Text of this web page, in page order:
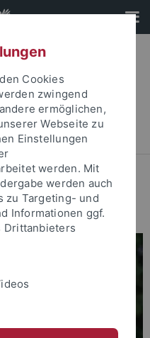
networks
Levina
(Martius)
Cookies
zwingend
ermöglichen,
Webseite zu
Einstellungen
werden. Mit
werden auch
zu Targeting- und
Informationen ggf.
Drittanbieters